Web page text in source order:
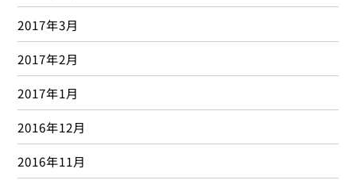
2017年3月
2017年2月
2017年1月
2016年12月
2016年11月